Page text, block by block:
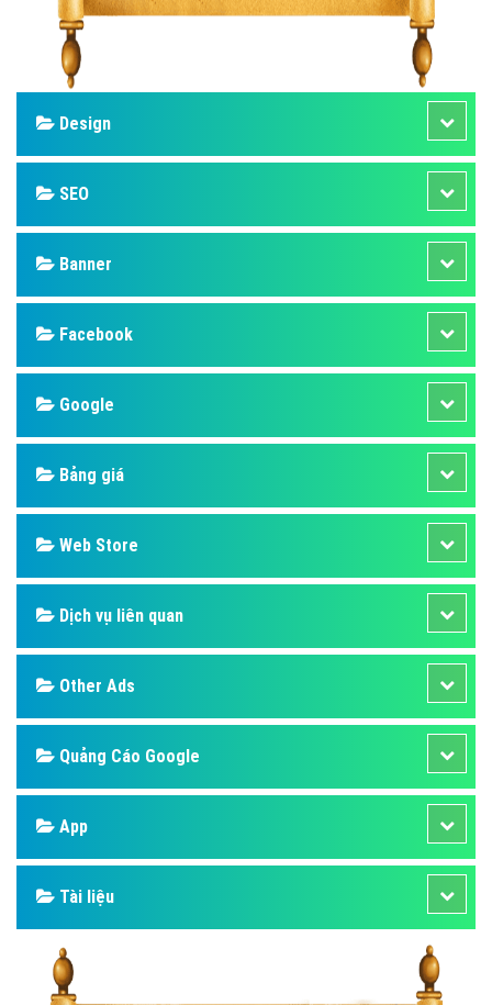
Design
SEO
Banner
Facebook
Google
Bảng giá
Web Store
Dịch vụ liên quan
Other Ads
Quảng Cáo Google
App
Tài liệu